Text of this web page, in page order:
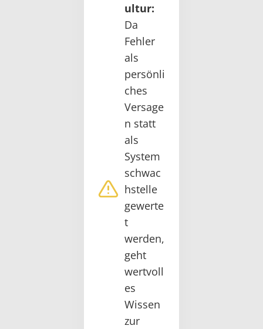
ultur:
Da
Fehler
als
persönli
ches
Versage
n statt
als
System
schwac
hstelle
gewerte
t
werden,
geht
wertvoll
es
Wissen
zur